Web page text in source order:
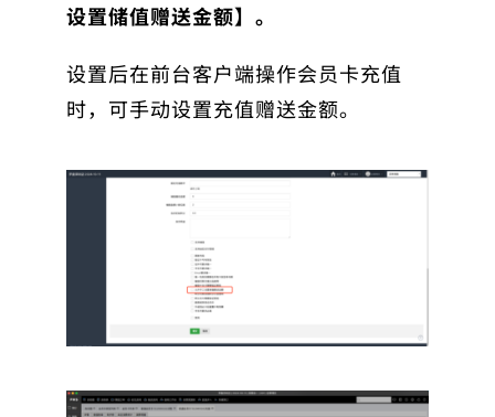
设置储值赠送金额】。
设置后在前台客户端操作会员卡充值
时，可手动设置充值赠送金额。